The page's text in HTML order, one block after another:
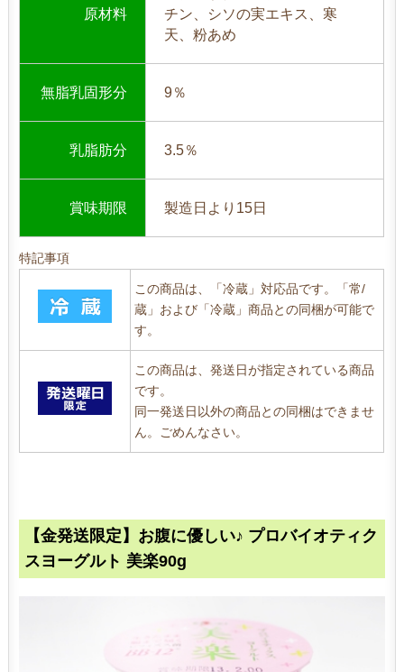
原材料
チン、シソの実エキス、寒
天、粉あめ
無脂乳固形分 9％
乳脂肪分 3.5％
賞味期限 製造日より15日
特記事項
この商品は、「冷蔵」対応品です。「常/
蔵」および「冷蔵」商品との同梱が可能で
す。
この商品は、発送日が指定されている商品
です。
同一発送日以外の商品との同梱はできませ
ん。ごめんなさい。
【金発送限定】お腹に優しい♪ プロバイオティク
スヨーグルト 美楽90g